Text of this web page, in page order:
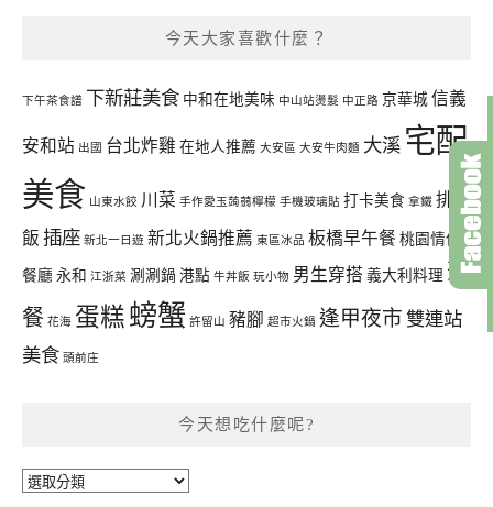
今天大家喜歡什麼？
下午茶食譜 下新莊美食 中和在地美味 中山站燙髮 中正路 京華城 信義
安和站 出國 台北炸雞 在地人推薦 大安區 大安牛肉麵 大溪 宅配
美食 山東水餃 川菜 手作愛玉蒟蒻檸檬 手機玻璃貼 打卡美食 拿鐵 排骨
飯 插座 新北一日遊 新北火鍋推薦 東區冰品 板橋早午餐 桃園情侶
餐廳 永和 江浙菜 涮涮鍋 港點 牛丼飯 玩小物 男生穿搭 義大利料理 聚
餐 花海 蛋糕 螃蟹 許留山 豬腳 超市火鍋 逢甲夜市 雙連站
美食 頭前庄
今天想吃什麼呢?
今